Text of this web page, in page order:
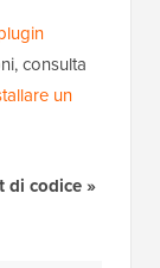
consulta
un
di codice »